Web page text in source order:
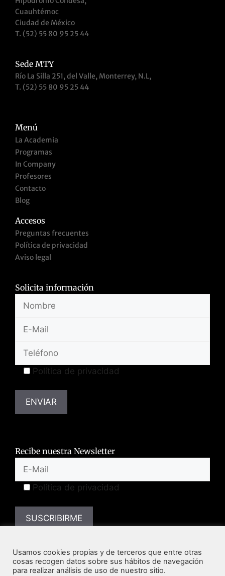
Cuauhtémoc
Ciudad de México
T. (52) 55 80 95 25 44
Sede MTY
Río La Silla 251, del Valle, Monterrey, N.L,
T. (52) 55 80 95 25 44
Menú
La Academia
Programas
In Company
Profesores
Contacto
Blog
Accesos
Preguntas frecuentes
Política de privacidad
Aviso legal
Solicita información
Política de privacidad
Recibe nuestra Newsletter
Política de privacidad
Usamos cookies propias y de terceros que entre otras
cosas recogen datos sobre sus hábitos de navegación
para realizar análisis de uso de nuestro sitio.